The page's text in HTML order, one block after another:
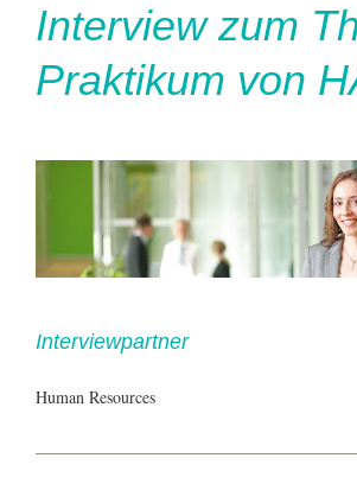
Interview zum
Praktikum von
Interviewpartner
Human Resources